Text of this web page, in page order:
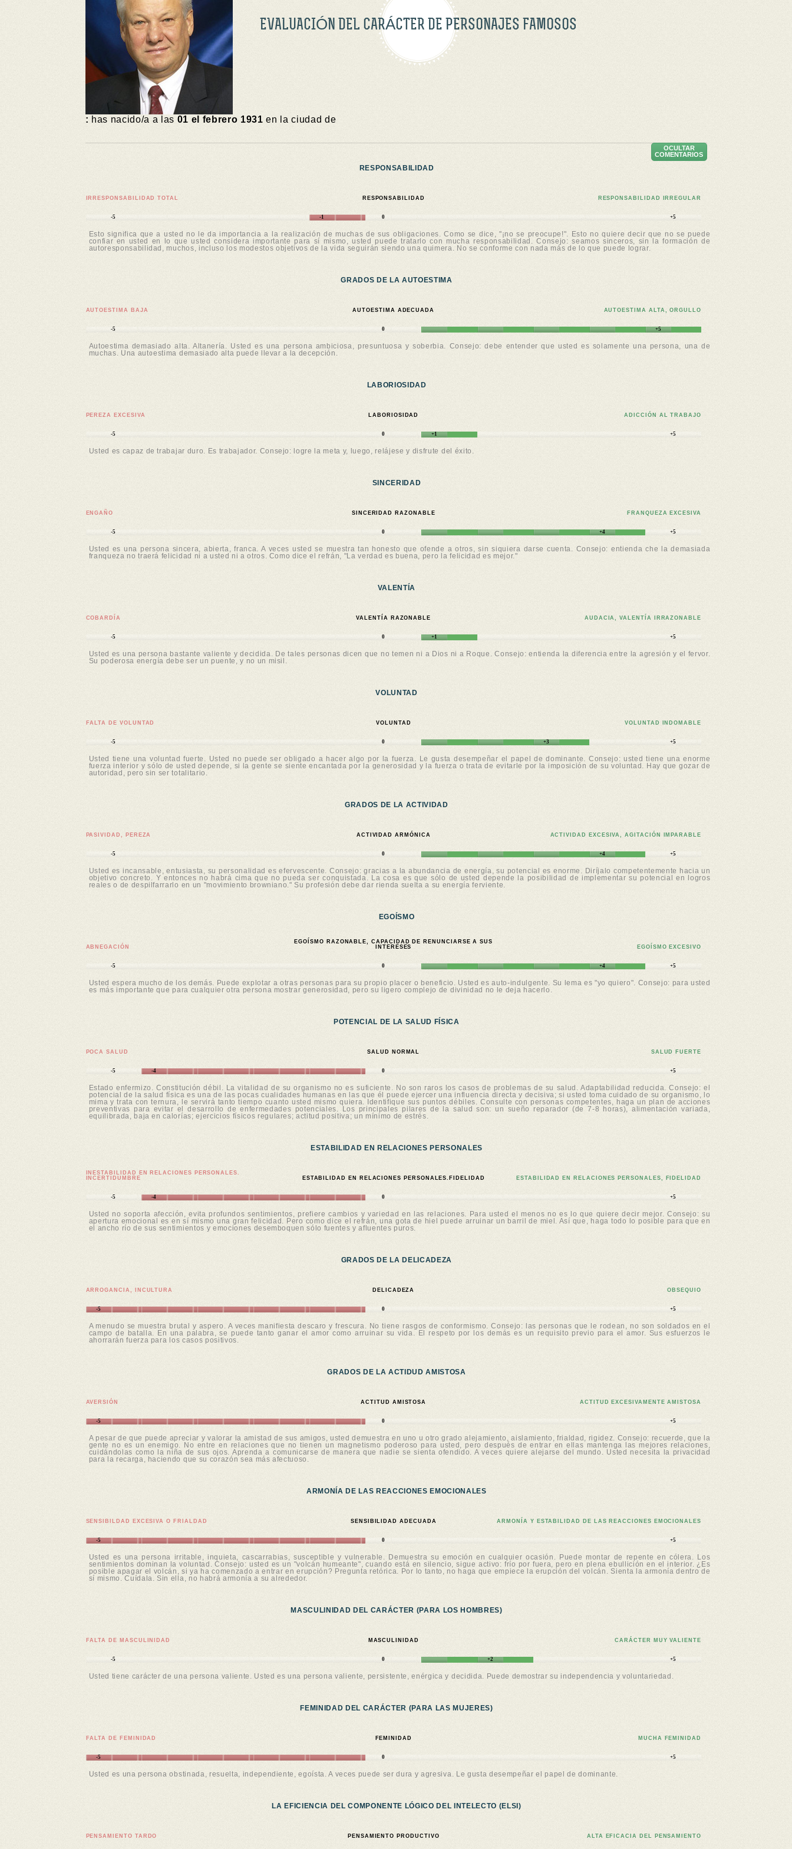
EVALUACIÓN DEL CARÁCTER DE PERSONAJES FAMOSOS
: has nacido/a a las 01 el febrero 1931 en la ciudad de
OCULTAR
COMENTARIOS
RESPONSABILIDAD
IRRESPONSABILIDAD TOTAL RESPONSABILIDAD RESPONSABILIDAD IRREGULAR
-5 -1 0 +5
Esto significa que a usted no le da importancia a la realización de muchas de sus obligaciones. Como se dice, "¡no se preocupe!". Esto no quiere decir que no se puede
confiar en usted en lo que usted considera importante para sí mismo, usted puede tratarlo con mucha responsabilidad. Consejo: seamos sinceros, sin la formación de
autoresponsabilidad, muchos, incluso los modestos objetivos de la vida seguirán siendo una quimera. No se conforme con nada más de lo que puede lograr.
GRADOS DE LA AUTOESTIMA
AUTOESTIMA BAJA AUTOESTIMA ADECUADA AUTOESTIMA ALTA, ORGULLO
-5 0 +5
Autoestima demasiado alta. Altanería. Usted es una persona ambiciosa, presuntuosa y soberbia. Consejo: debe entender que usted es solamente una persona, una de
muchas. Una autoestima demasiado alta puede llevar a la decepción.
LABORIOSIDAD
PEREZA EXCESIVA LABORIOSIDAD ADICCIÓN AL TRABAJO
-5 0 +1 +5
Usted es capaz de trabajar duro. Es trabajador. Consejo: logre la meta y, luego, relájese y disfrute del éxito.
SINCERIDAD
ENGAÑO SINCERIDAD RAZONABLE FRANQUEZA EXCESIVA
-5 0 +4 +5
Usted es una persona sincera, abierta, franca. A veces usted se muestra tan honesto que ofende a otros, sin siquiera darse cuenta. Consejo: entienda che la demasiada
franqueza no traerá felicidad ni a usted ni a otros. Como dice el refrán, "La verdad es buena, pero la felicidad es mejor."
VALENTÍA
COBARDÍA VALENTÍA RAZONABLE AUDACIA, VALENTÍA IRRAZONABLE
-5 0 +1 +5
Usted es una persona bastante valiente y decidida. De tales personas dicen que no temen ni a Dios ni a Roque. Consejo: entienda la diferencia entre la agresión y el fervor.
Su poderosa energía debe ser un puente, y no un misil.
VOLUNTAD
FALTA DE VOLUNTAD VOLUNTAD VOLUNTAD INDOMABLE
-5 0 +3 +5
Usted tiene una voluntad fuerte. Usted no puede ser obligado a hacer algo por la fuerza. Le gusta desempeñar el papel de dominante. Consejo: usted tiene una enorme
fuerza interior y sólo de usted depende, si la gente se siente encantada por la generosidad y la fuerza o trata de evitarle por la imposición de su voluntad. Hay que gozar de
autoridad, pero sin ser totalitario.
GRADOS DE LA ACTIVIDAD
PASIVIDAD, PEREZA ACTIVIDAD ARMÓNICA ACTIVIDAD EXCESIVA, AGITACIÓN IMPARABLE
-5 0 +4 +5
Usted es incansable, entusiasta, su personalidad es efervescente. Consejo: gracias a la abundancia de energía, su potencial es enorme. Diríjalo competentemente hacia un
objetivo concreto. Y entonces no habrá cima que no pueda ser conquistada. La cosa es que sólo de usted depende la posibilidad de implementar su potencial en logros
reales o de despilfarrarlo en un "movimiento browniano." Su profesión debe dar rienda suelta a su energía ferviente.
EGOÍSMO
ABNEGACIÓN
EGOÍSMO RAZONABLE, CAPACIDAD DE RENUNCIARSE A SUS
INTERESES
EGOÍSMO EXCESIVO
-5 0 +4 +5
Usted espera mucho de los demás. Puede explotar a otras personas para su propio placer o beneficio. Usted es auto-indulgente. Su lema es "yo quiero". Consejo: para usted
es más importante que para cualquier otra persona mostrar generosidad, pero su ligero complejo de divinidad no le deja hacerlo.
POTENCIAL DE LA SALUD FÍSICA
POCA SALUD SALUD NORMAL SALUD FUERTE
-5 -4 0 +5
Estado enfermizo. Constitución débil. La vitalidad de su organismo no es suficiente. No son raros los casos de problemas de su salud. Adaptabilidad reducida. Consejo: el
potencial de la salud física es una de las pocas cualidades humanas en las que él puede ejercer una influencia directa y decisiva; si usted toma cuidado de su organismo, lo
mima y trata con ternura, le servirá tanto tiempo cuanto usted mismo quiera. Identifique sus puntos débiles. Consulte con personas competentes, haga un plan de acciones
preventivas para evitar el desarrollo de enfermedades potenciales. Los principales pilares de la salud son: un sueño reparador (de 7-8 horas), alimentación variada,
equilibrada, baja en calorías; ejercicios físicos regulares; actitud positiva; un mínimo de estrés.
ESTABILIDAD EN RELACIONES PERSONALES
INESTABILIDAD EN RELACIONES PERSONALES.
INCERTIDUMBRE
ESTABILIDAD EN RELACIONES PERSONALES.FIDELIDAD ESTABILIDAD EN RELACIONES PERSONALES, FIDELIDAD
-5 -4 0 +5
Usted no soporta afección, evita profundos sentimientos, prefiere cambios y variedad en las relaciones. Para usted el menos no es lo que quiere decir mejor. Consejo: su
apertura emocional es en sí mismo una gran felicidad. Pero como dice el refrán, una gota de hiel puede arruinar un barril de miel. Así que, haga todo lo posible para que en
el ancho río de sus sentimientos y emociones desemboquen sólo fuentes y afluentes puros.
GRADOS DE LA DELICADEZA
ARROGANCIA, INCULTURA DELICADEZA OBSEQUIO
-5 0 +5
A menudo se muestra brutal y aspero. A veces manifiesta descaro y frescura. No tiene rasgos de conformismo. Consejo: las personas que le rodean, no son soldados en el
campo de batalla. En una palabra, se puede tanto ganar el amor como arruinar su vida. El respeto por los demás es un requisito previo para el amor. Sus esfuerzos le
ahorrarán fuerza para los casos positivos.
GRADOS DE LA ACTIDUD AMISTOSA
AVERSIÓN ACTITUD AMISTOSA ACTITUD EXCESIVAMENTE AMISTOSA
-5 0 +5
A pesar de que puede apreciar y valorar la amistad de sus amigos, usted demuestra en uno u otro grado alejamiento, aislamiento, frialdad, rigidez. Consejo: recuerde, que la
gente no es un enemigo. No entre en relaciones que no tienen un magnetismo poderoso para usted, pero después de entrar en ellas mantenga las mejores relaciones,
cuidándolas como la niña de sus ojos. Aprenda a comunicarse de manera que nadie se sienta ofendido. A veces quiere alejarse del mundo. Usted necesita la privacidad
para la recarga, haciendo que su corazón sea más afectuoso.
ARMONÍA DE LAS REACCIONES EMOCIONALES
SENSIBILDAD EXCESIVA O FRIALDAD SENSIBILIDAD ADECUADA ARMONÍA Y ESTABILIDAD DE LAS REACCIONES EMOCIONALES
-5 0 +5
Usted es una persona irritable, inquieta, cascarrabias, susceptible y vulnerable. Demuestra su emoción en cualquier ocasión. Puede montar de repente en cólera. Los
sentimientos dominan la voluntad. Consejo: usted es un "volcán humeante", cuando está en silencio, sigue activo: frío por fuera, pero en plena ebullición en el interior. ¿Es
posible apagar el volcán, si ya ha comenzado a entrar en erupción? Pregunta retórica. Por lo tanto, no haga que empiece la erupción del volcán. Sienta la armonía dentro de
sí mismo. Cuídala. Sin ella, no habrá armonía a su alrededor.
MASCULINIDAD DEL CARÁCTER (PARA LOS HOMBRES)
FALTA DE MASCULINIDAD MASCULINIDAD CARÁCTER MUY VALIENTE
-5 0 +2 +5
Usted tiene carácter de una persona valiente. Usted es una persona valiente, persistente, enérgica y decidida. Puede demostrar su independencia y voluntariedad.
FEMINIDAD DEL CARÁCTER (PARA LAS MUJERES)
FALTA DE FEMINIDAD FEMINIDAD MUCHA FEMINIDAD
-5 0 +5
Usted es una persona obstinada, resuelta, independiente, egoísta. A veces puede ser dura y agresiva. Le gusta desempeñar el papel de dominante.
LA EFICIENCIA DEL COMPONENTE LÓGICO DEL INTELECTO (ELSI)
PENSAMIENTO TARDO PENSAMIENTO PRODUCTIVO ALTA EFICACIA DEL PENSAMIENTO